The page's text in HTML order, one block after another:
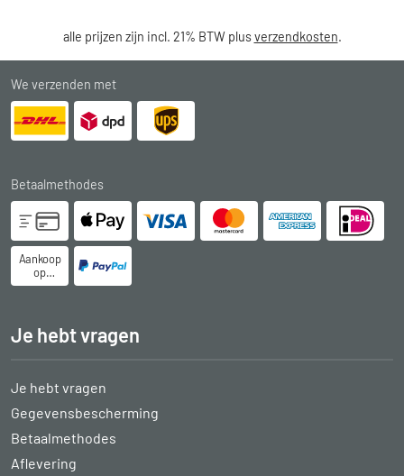
alle prijzen zijn incl. 21% BTW plusverzendkosten.
We verzenden met
Betaalmethodes
Aankoop
op
rekening
Je hebt vragen
Je hebt vragen
Gegevensbescherming
Betaalmethodes
Aflevering